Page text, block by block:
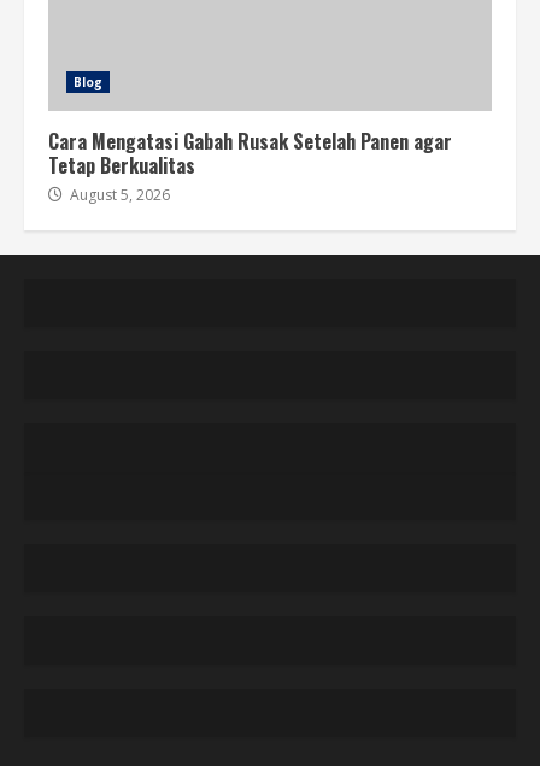
Blog
Cara Mengatasi Gabah Rusak Setelah Panen agar
Tetap Berkualitas
August 5, 2026